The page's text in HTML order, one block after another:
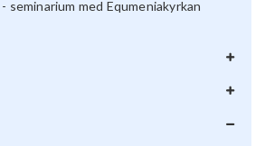
seminarium med Equmeniakyrkan